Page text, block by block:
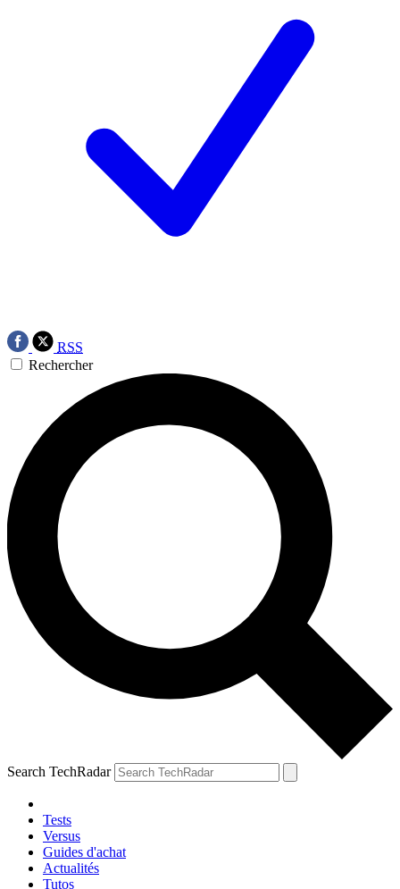
RSS
Rechercher
Search TechRadar
Tests
Versus
Guides d'achat
Actualités
Tutos